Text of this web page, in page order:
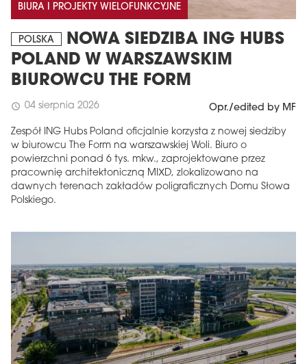
BIURA I PROJEKTY WIELOFUNKCYJNE
POLSKA
NOWA SIEDZIBA ING HUBS
POLAND W WARSZAWSKIM
BIUROWCU THE FORM
schedule 04 sierpnia 2026 Opr./edited by MF
Zespół ING Hubs Poland oficjalnie korzysta z nowej siedziby
w biurowcu The Form na warszawskiej Woli. Biuro o
powierzchni ponad 6 tys. mkw., zaprojektowane przez
pracownię architektoniczną MIXD, zlokalizowano na
dawnych terenach zakładów poligraficznych Domu Słowa
Polskiego.